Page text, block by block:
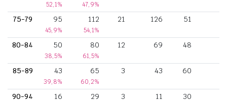
52,1% 47,9%
75-79 95
45,9%
112
54,1%
21 126 51
80-84 50
38,5%
80
61,5%
12 69 48
85-89 43
39,8%
65
60,2%
3 43 60
90-94 16 29 3 11 30